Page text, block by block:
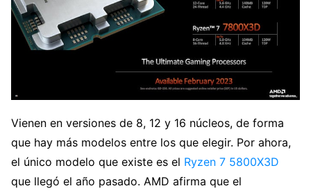
Vienen en versiones de 8, 12 y 16 núcleos, de forma
que hay más modelos entre los que elegir. Por ahora,
el único modelo que existe es el Ryzen 7 5800X3D
que llegó el año pasado. AMD afirma que el